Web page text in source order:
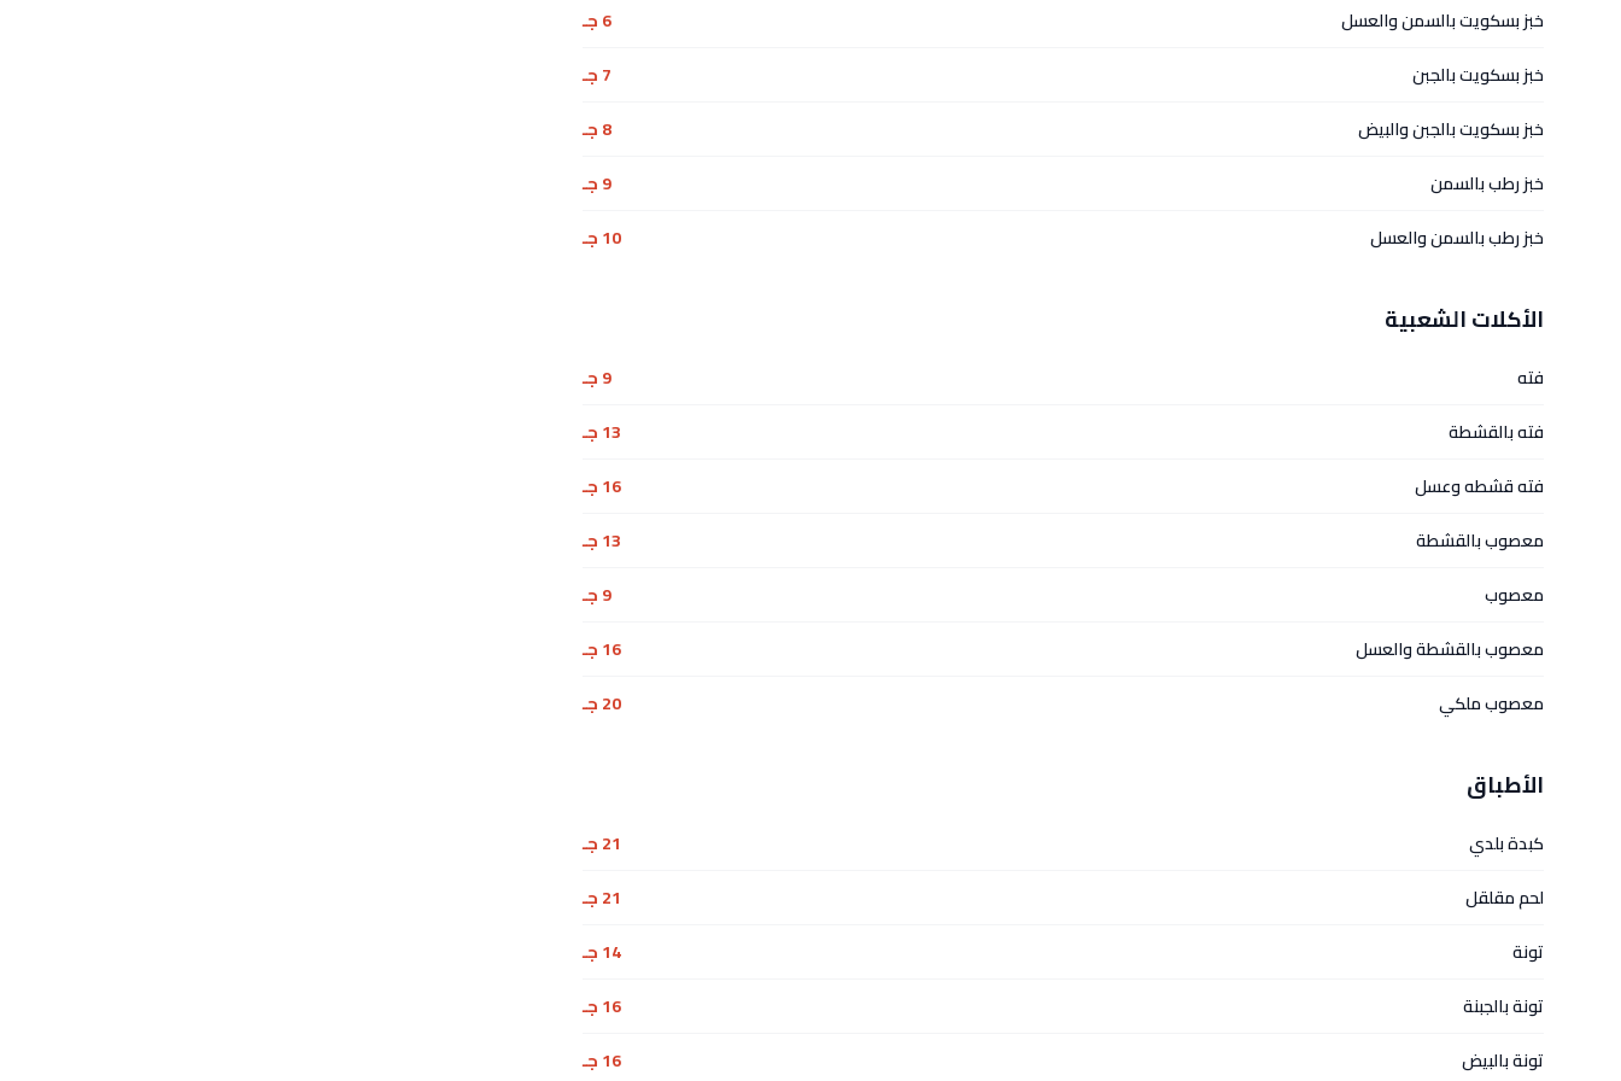
خبز بسكويت بالسمن والعسل
6 جـ
خبز بسكويت بالجبن
7 جـ
خبز بسكويت بالجبن والبيض
8 جـ
خبز رطب بالسمن
9 جـ
خبز رطب بالسمن والعسل
10 جـ
الأكلات الشعبية
فته
9 جـ
فته بالقشطة
13 جـ
فته قشطه وعسل
16 جـ
معصوب بالقشطة
13 جـ
معصوب
9 جـ
معصوب بالقشطة والعسل
16 جـ
معصوب ملكي
20 جـ
الأطباق
كبدة بلدي
21 جـ
لحم مقلقل
21 جـ
تونة
14 جـ
تونة بالجبنة
16 جـ
تونة بالبيض
16 جـ